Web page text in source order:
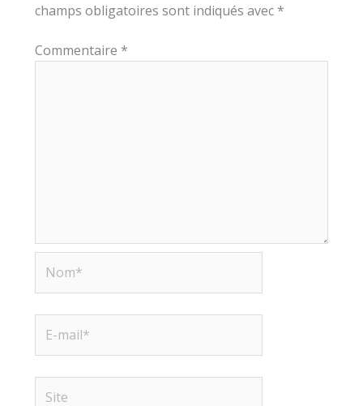
champs obligatoires sont indiqués avec *
Commentaire *
mail*